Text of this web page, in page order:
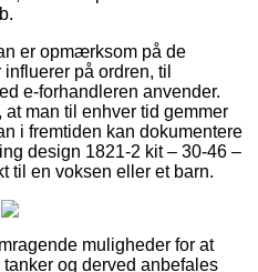
er opmærksom på de
på ordren, til
e-forhandleren anvender.
man til enhver tid gemmer
i fremtiden kan dokumentere
design 1821-2 kit – 30-46 –
til en voksen eller et barn.
muligheder for at
og derved anbefales